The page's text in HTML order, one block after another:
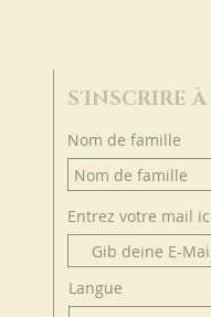
S'INSCRIRE
Nom de famille
Entrez votre mail
Langue